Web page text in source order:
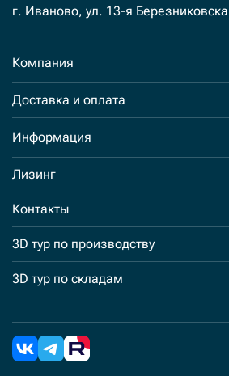
г. Иваново, ул. 13-я
Компания
Доставка и оплата
Информация
Лизинг
Контакты
3D тур по производству
3D тур по складам